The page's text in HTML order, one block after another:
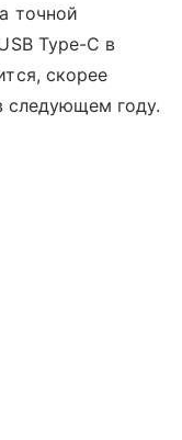
точной
Type-C в
скорее
следующем году.